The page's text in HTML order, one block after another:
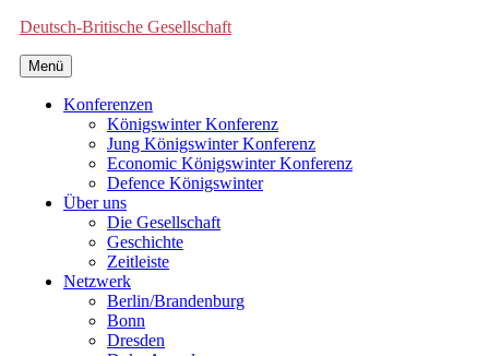
Deutsch-Britische Gesellschaft
Menü
Konferenzen
Königswinter Konferenz
Jung Königswinter Konferenz
Economic Königswinter Konferenz
Defence Königswinter
Über uns
Die Gesellschaft
Geschichte
Zeitleiste
Netzwerk
Berlin/Brandenburg
Bonn
Dresden